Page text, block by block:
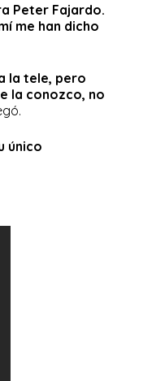
Peter Fajardo.
me han dicho
la tele, pero
la conozco, no
único